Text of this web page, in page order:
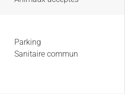
Parking
Sanitaire commun